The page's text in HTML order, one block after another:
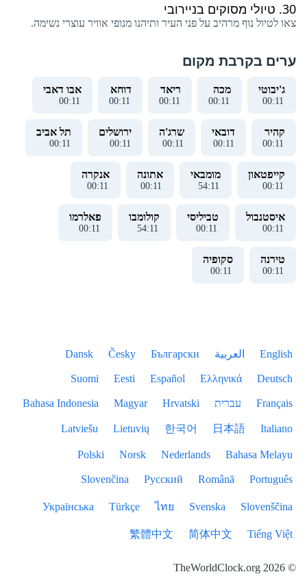
30. טיולי מסוקים בניירובי
צאו לטיול נוף מרהיב על פני העיר ותיהנו מנופי אוויר עוצרי נשימה.
ערים בקרבת מקום
ג'יבוטי
00:11
מכה
00:11
ריאד
00:11
דוחא
00:11
אבו דאבי
00:11
קהיר
00:11
דובאי
00:11
שרג'ה
00:11
ירושלים
00:11
תל אביב
00:11
קייפטאון
00:11
מומבאי
54:11
אתונה
00:11
אנקרה
00:11
איסטנבול
00:11
טביליסי
00:11
קולומבו
54:11
פאלרמו
00:11
טירנה
00:11
סקופיה
00:11
English العربية Български
Česky
Dansk
Deutsch
Ελληνικά
Español
Eesti
Suomi
Français עברית Hrvatski
Magyar
Bahasa Indonesia
Italiano
日本語
한국어
Lietuvių
Latviešu
Bahasa Melayu
Nederlands
Norsk
Polski
Português
Română
Русский
Slovenčina
Slovenščina
Svenska
ไทย
Türkçe
Українська
Tiếng Việt
简体中文
繁體中文
© 2026 TheWorldClock.org